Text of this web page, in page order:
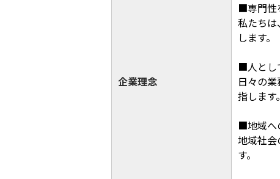
企業理念
■専門性
私たち
します。
■人とし
日々の
指します。
■地域へ
地域社
す。